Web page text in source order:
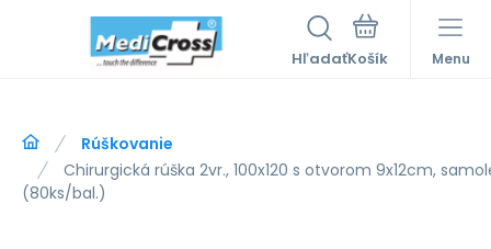
Hľadať Menu
Rúškovanie
Chirurgická rúška 2vr., 100x120 s otvorom 9x12cm,
(80ks/bal.)